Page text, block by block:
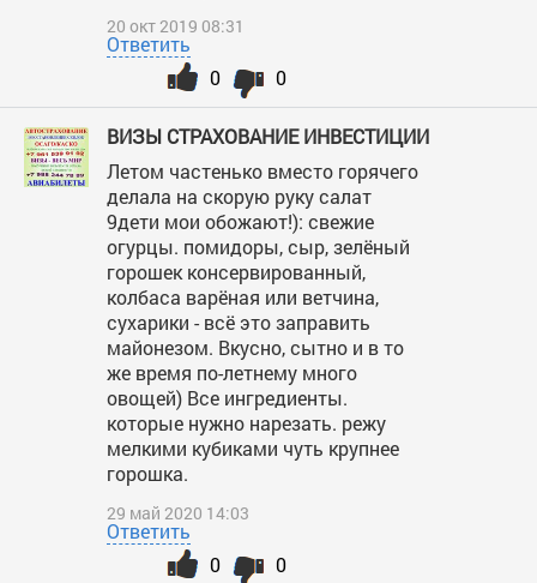
20 окт 2019 08:31
Ответить
0
0
ВИЗЫ СТРАХОВАНИЕ ИНВЕСТИЦИИ
Летом частенько вместо горячего
делала на скорую руку салат
9дети мои обожают!): свежие
огурцы. помидоры, сыр, зелёный
горошек консервированный,
колбаса варёная или ветчина,
сухарики - всё это заправить
майонезом. Вкусно, сытно и в то
же время по-летнему много
овощей) Все ингредиенты.
которые нужно нарезать. режу
мелкими кубиками чуть крупнее
горошка.
29 май 2020 14:03
Ответить
0
0